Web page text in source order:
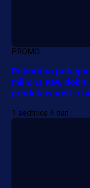
A Selekcija
Šta je
Njegova
PROMO
Rekordno
miliona KM, dobit
produktivnost u
1 sedmica 4 dan